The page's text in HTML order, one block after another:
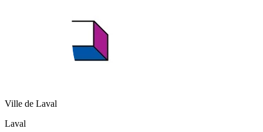
Ville de Laval
Laval